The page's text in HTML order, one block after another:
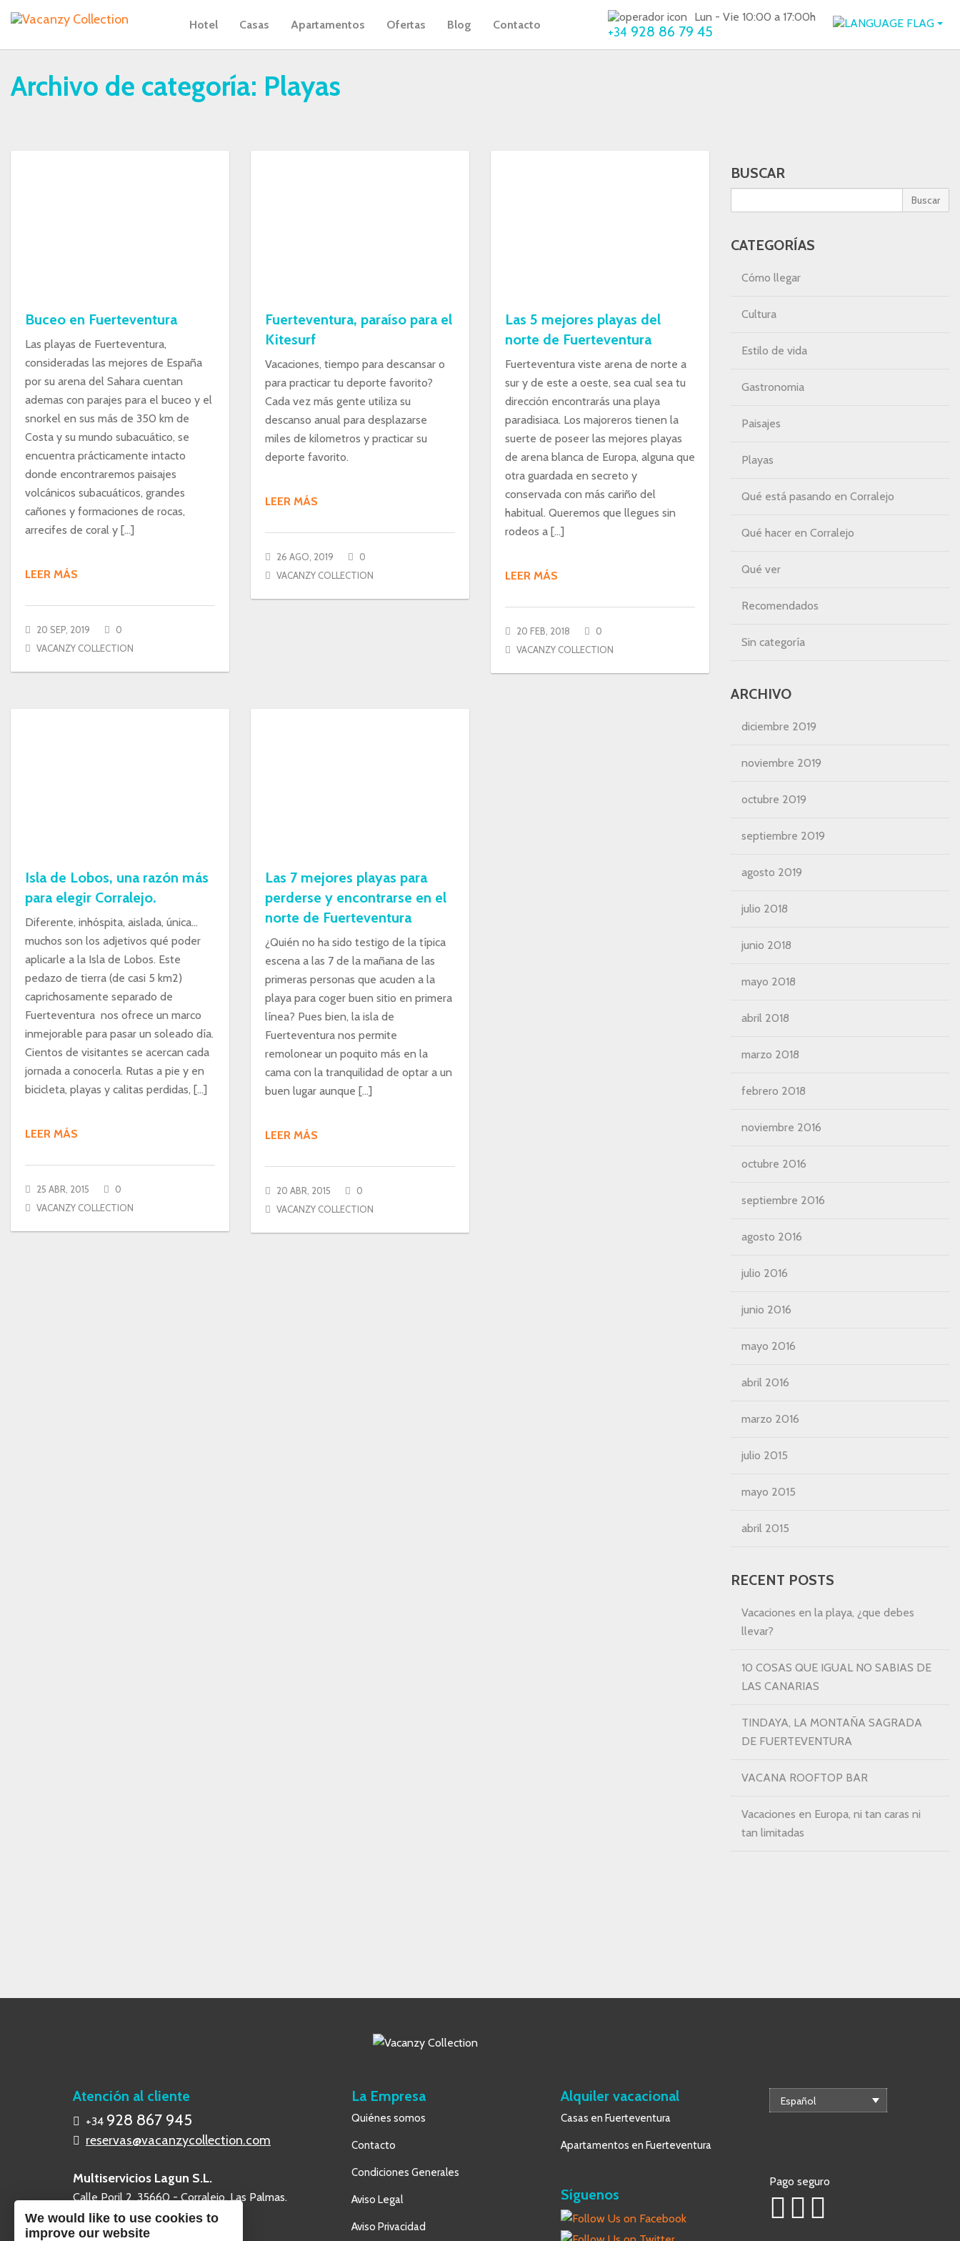
Hotel Casas Apartamentos Ofertas Blog Contacto
Lun - Vie 10:00 a 17:00h
+34 928 86 79 45
Archivo de categoría: Playas
Buceo en Fuerteventura
Las playas de Fuerteventura,
consideradas las mejores de España
por su arena del Sahara cuentan
ademas con parajes para el buceo y el
snorkel en sus más de 350 km de
Costa y su mundo subacuático, se
encuentra prácticamente intacto
donde encontraremos paisajes
volcánicos subacuáticos, grandes
cañones y formaciones de rocas,
arrecifes de coral y […]
LEER MÁS
20 SEP, 2019
0
VACANZY COLLECTION
Fuerteventura, paraíso para el
Kitesurf
Vacaciones, tiempo para descansar o
para practicar tu deporte favorito?
Cada vez más gente utiliza su
descanso anual para desplazarse
miles de kilometros y practicar su
deporte favorito.
LEER MÁS
26 AGO, 2019
0
VACANZY COLLECTION
Las 5 mejores playas del
norte de Fuerteventura
Fuerteventura viste arena de norte a
sur y de este a oeste, sea cual sea tu
dirección encontrarás una playa
paradisiaca. Los majoreros tienen la
suerte de poseer las mejores playas
de arena blanca de Europa, alguna que
otra guardada en secreto y
conservada con más cariño del
habitual. Queremos que llegues sin
rodeos a […]
LEER MÁS
20 FEB, 2018
0
VACANZY COLLECTION
Isla de Lobos, una razón más
para elegir Corralejo.
Diferente, inhóspita, aislada, única…
muchos son los adjetivos qué poder
aplicarle a la Isla de Lobos. Este
pedazo de tierra (de casi 5 km2)
caprichosamente separado de
Fuerteventura nos ofrece un marco
inmejorable para pasar un soleado día.
Cientos de visitantes se acercan cada
jornada a conocerla. Rutas a pie y en
bicicleta, playas y calitas perdidas, […]
LEER MÁS
25 ABR, 2015
0
VACANZY COLLECTION
Las 7 mejores playas para
perderse y encontrarse en el
norte de Fuerteventura
¿Quién no ha sido testigo de la típica
escena a las 7 de la mañana de las
primeras personas que acuden a la
playa para coger buen sitio en primera
línea? Pues bien, la isla de
Fuerteventura nos permite
remolonear un poquito más en la
cama con la tranquilidad de optar a un
buen lugar aunque […]
LEER MÁS
20 ABR, 2015
0
VACANZY COLLECTION
BUSCAR
Buscar
CATEGORÍAS
Cómo llegar
Cultura
Estilo de vida
Gastronomia
Paisajes
Playas
Qué está pasando en Corralejo
Qué hacer en Corralejo
Qué ver
Recomendados
Sin categoría
ARCHIVO
diciembre 2019
noviembre 2019
octubre 2019
septiembre 2019
agosto 2019
julio 2018
junio 2018
mayo 2018
abril 2018
marzo 2018
febrero 2018
noviembre 2016
octubre 2016
septiembre 2016
agosto 2016
julio 2016
junio 2016
mayo 2016
abril 2016
marzo 2016
julio 2015
mayo 2015
abril 2015
RECENT POSTS
Vacaciones en la playa, ¿que debes
llevar?
10 COSAS QUE IGUAL NO SABIAS DE
LAS CANARIAS
TINDAYA, LA MONTAÑA SAGRADA
DE FUERTEVENTURA
VACANA ROOFTOP BAR
Vacaciones en Europa, ni tan caras ni
tan limitadas
Atención al cliente
+34 928 867 945
reservas@vacanzycollection.com
Multiservicios Lagun S.L.
Calle Poril 2, 35660 - Corralejo, Las Palmas.
La Empresa
Quiénes somos
Contacto
Condiciones Generales
Aviso Legal
Aviso Privacidad
Alquiler vacacional
Casas en Fuerteventura
Apartamentos en Fuerteventura
Síguenos
Español
Pago seguro
We would like to use cookies to
improve our website